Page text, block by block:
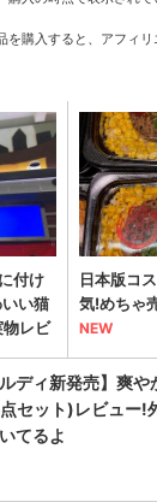
を購入すると、アフィ